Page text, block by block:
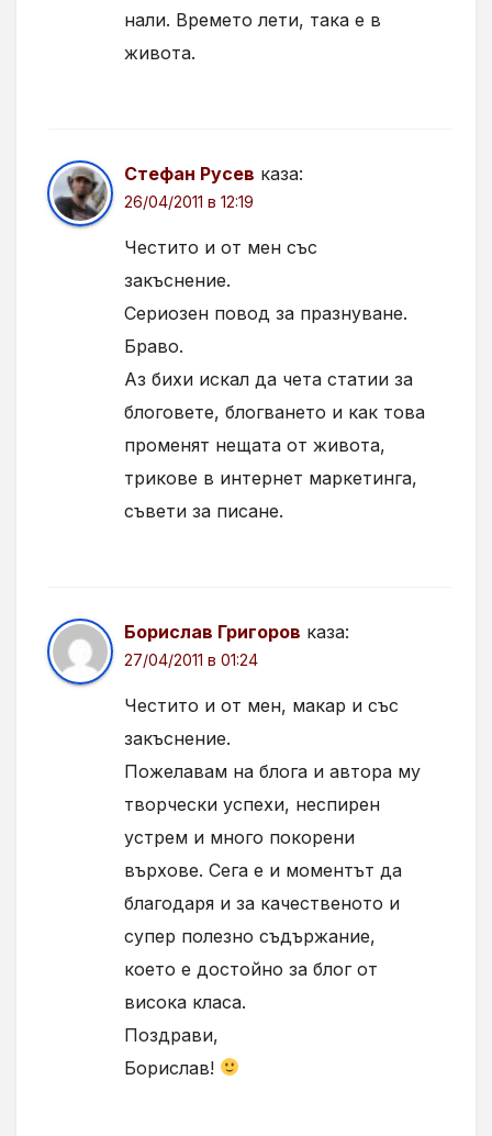
нали. Времето лети, така е в
живота.
Стефан Русев каза:
26/04/2011 в 12:19
Честито и от мен със
закъснение.
Сериозен повод за празнуване.
Браво.
Аз бихи искал да чета статии за
блоговете, блогването и как това
променят нещата от живота,
трикове в интернет маркетинга,
съвети за писане.
Борислав Григоров каза:
27/04/2011 в 01:24
Честито и от мен, макар и със
закъснение.
Пожелавам на блога и автора му
творчески успехи, неспирен
устрем и много покорени
върхове. Сега е и моментът да
благодаря и за качественото и
супер полезно съдържание,
което е достойно за блог от
висока класа.
Поздрави,
Борислав!